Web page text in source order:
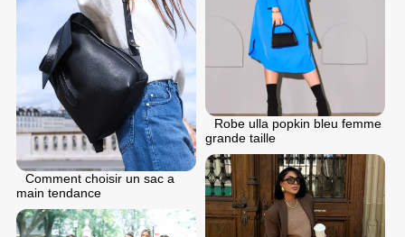
Robe ulla popkin bleu femme
grande taille
Comment choisir un sac a
main tendance